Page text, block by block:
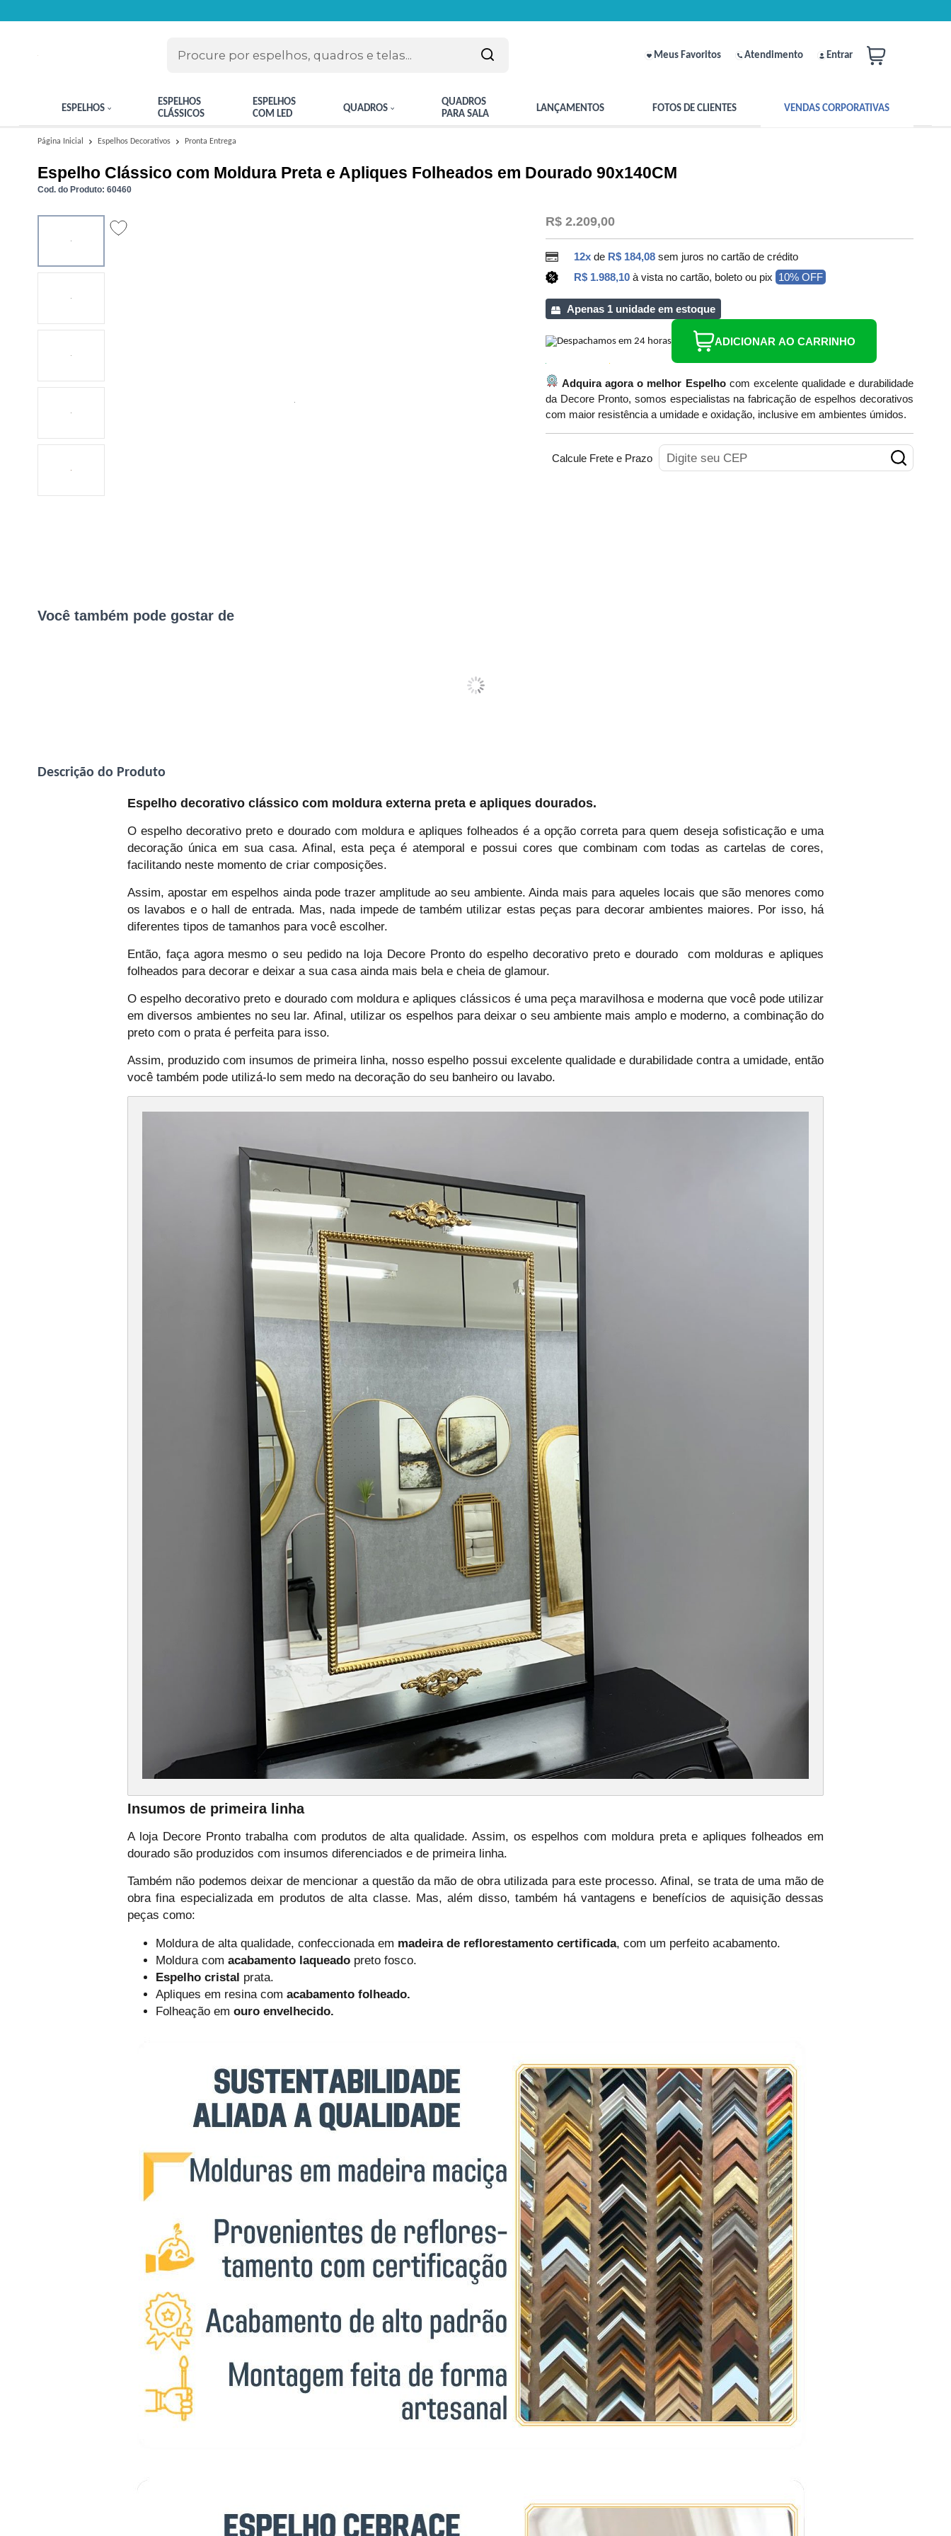
Meus Favoritos Atendimento Entrar
ESPELHOS
ESPELHOS
CLÁSSICOS
ESPELHOS
COM LED
QUADROS
QUADROS
PARA SALA
LANÇAMENTOS FOTOS DE CLIENTES VENDAS CORPORATIVAS
Página Inicial Espelhos Decorativos Pronta Entrega
Espelho Clássico com Moldura Preta e Apliques Folheados em Dourado 90x140CM
Cod. do Produto: 60460
R$ 2.209,00
12x de R$ 184,08 sem juros no cartão de crédito
R$ 1.988,10à vista no cartão, boleto ou pix 10% OFF
Apenas 1 unidade em estoque
ADICIONAR AO CARRINHO
Adquira agora o melhor Espelhocom excelente qualidade e durabilidade
da Decore Pronto, somos especialistas na fabricação de espelhos decorativos
com maior resistência a umidade e oxidação, inclusive em ambientes úmidos.
Calcule Frete e Prazo
Você também pode gostar de
Descrição do Produto
Espelho decorativo clássico com moldura externa preta e apliques dourados.
O espelho decorativo preto e dourado com moldura e apliques folheados é a opção correta para quem deseja sofisticação e uma
decoração única em sua casa. Afinal, esta peça é atemporal e possui cores que combinam com todas as cartelas de cores,
facilitando neste momento de criar composições.
Assim, apostar em espelhos ainda pode trazer amplitude ao seu ambiente. Ainda mais para aqueles locais que são menores como
os lavabos e o hall de entrada. Mas, nada impede de também utilizar estas peças para decorar ambientes maiores. Por isso, h
diferentes tipos de tamanhos para você escolher.
Então, faça agora mesmo o seu pedido na loja Decore Pronto do espelho decorativo preto e dourado com molduras e apliques
folheados para decorar e deixar a sua casa ainda mais bela e cheia de glamour.
O espelho decorativo preto e dourado com moldura e apliques clássicos é uma peça maravilhosa e moderna que você pode utilizar
em diversos ambientes no seu lar. Afinal, utilizar os espelhos para deixar o seu ambiente mais amplo e moderno, a combinação do
preto com o prata é perfeita para isso.
Assim, produzido com insumos de primeira linha, nosso espelho possui excelente qualidade e durabilidade contra a umidade, então
você também pode utilizá-lo sem medo na decoração do seu banheiro ou lavabo.
Insumos de primeira linha
A loja Decore Pronto trabalha com produtos de alta qualidade. Assim, os espelhos com moldura preta e apliques folheados em
dourado são produzidos com insumos diferenciados e de primeira linha.
Também não podemos deixar de mencionar a questão da mão de obra utilizada para este processo. Afinal, se trata de uma mão de
obra fina especializada em produtos de alta classe. Mas, além disso, também há vantagens e benefícios de aquisição dessas
peças como:
Moldura de alta qualidade, confeccionada em madeira de reflorestamento certificada, com um perfeito acabamento.
Moldura com acabamento laqueado preto fosco.
Espelho cristal prata.
Apliques em resina com acabamento folheado.
Folheação em ouro envelhecido.